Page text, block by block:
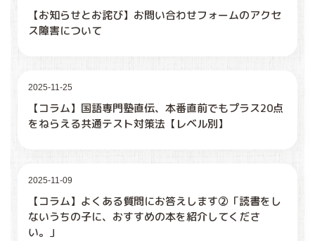
【お知らせとお詫び】お問い合わせフォームのアクセ
ス障害について
2025-11-25
【コラム】国語専門塾直伝、本番直前でもプラス20点
をねらえる共通テスト対策法【レベル別】
2025-11-09
【コラム】よくある質問にお答えします②「読書をし
ないうちの子に、おすすめの本を紹介してくださ
い。」